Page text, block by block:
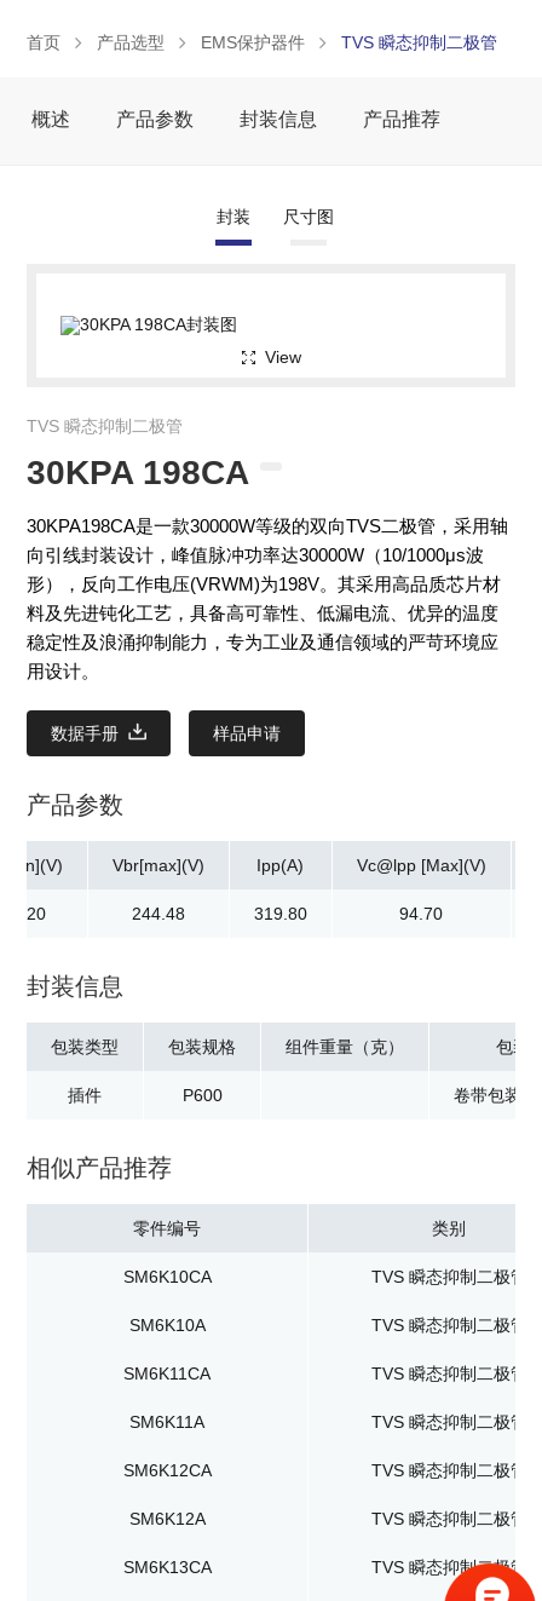
首页 产品选型 EMS保护器件 TVS 瞬态抑制二极管
概述 产品参数 封装信息 产品推荐
封装 尺寸图
View
TVS 瞬态抑制二极管
30KPA 198CA
30KPA198CA是一款30000W等级的双向TVS二极管，采用轴
向引线封装设计，峰值脉冲功率达30000W（10/1000μs波
形），反向工作电压(VRWM)为198V。其采用高品质芯片材
料及先进钝化工艺，具备高可靠性、低漏电流、优异的温度
稳定性及浪涌抑制能力，专为工业及通信领域的严苛环境应
用设计。
数据手册 样品申请
产品参数
Vbr[max](V)
244.48
Ipp(A)
319.80
Vc@lpp [Max](V)
94.70
封装信息
包装类型
插件
包装规格
P600
组件重量（克） 包装
卷带包装
相似产品推荐
零件编号 类别
SM6K10CA TVS 瞬态抑制二极管
SM6K10A TVS 瞬态抑制二极管
SM6K11CA TVS 瞬态抑制二极管
SM6K11A TVS 瞬态抑制二极管
SM6K12CA TVS 瞬态抑制二极管
SM6K12A TVS 瞬态抑制二极管
SM6K13CA TVS 瞬态抑制二极管